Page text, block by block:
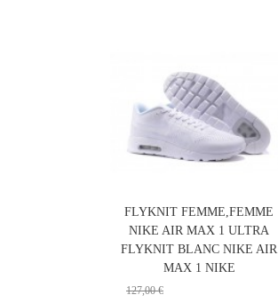
FLYKNIT FEMME,FEMME
NIKE AIR MAX 1 ULTRA
FLYKNIT BLANC NIKE AIR
MAX 1 NIKE
127,00 €